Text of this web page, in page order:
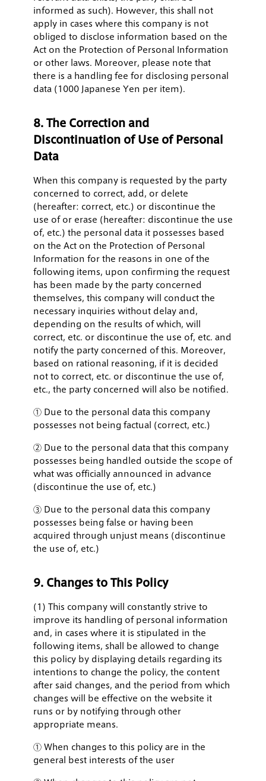
informed as such). However, this shall not
apply in cases where this company is not
obliged to disclose information based on the
Act on the Protection of Personal Information
or other laws. Moreover, please note that
there is a handling fee for disclosing personal
data (1000 Japanese Yen per item).
8. The Correction and
Discontinuation of Use of Personal
Data
When this company is requested by the party
concerned to correct, add, or delete
(hereafter: correct, etc.) or discontinue the
use of or erase (hereafter: discontinue the use
of, etc.) the personal data it possesses based
on the Act on the Protection of Personal
Information for the reasons in one of the
following items, upon confirming the request
has been made by the party concerned
themselves, this company will conduct the
necessary inquiries without delay and,
depending on the results of which, will
correct, etc. or discontinue the use of, etc. and
notify the party concerned of this. Moreover,
based on rational reasoning, if it is decided
not to correct, etc. or discontinue the use of,
etc., the party concerned will also be notified.
① Due to the personal data this company
possesses not being factual (correct, etc.)
② Due to the personal data that this company
possesses being handled outside the scope of
what was officially announced in advance
(discontinue the use of, etc.)
③ Due to the personal data this company
possesses being false or having been
acquired through unjust means (discontinue
the use of, etc.)
9. Changes to This Policy
(1) This company will constantly strive to
improve its handling of personal information
and, in cases where it is stipulated in the
following items, shall be allowed to change
this policy by displaying details regarding its
intentions to change the policy, the content
after said changes, and the period from which
changes will be effective on the website it
runs or by notifying through other
appropriate means.
① When changes to this policy are in the
general best interests of the user